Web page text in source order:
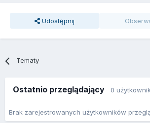
Udostępnij
Tematy
Ostatnio przeglądający 0
Brak zarejestrowanych użytkowników